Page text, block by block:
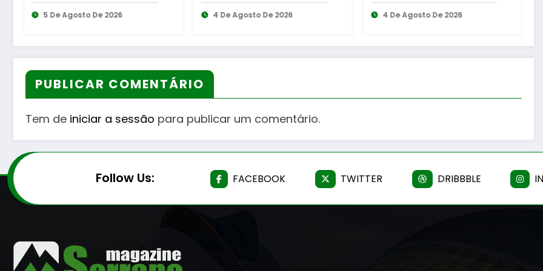
Bombeiros Egitanienses
4 De Agosto De 2026
Bairro Municipal
4 De Agosto De 2026 6 De Agosto De 2026
PUBLICAR COMENTÁRIO
Tem de iniciar a sessão para publicar um comentário.
Follow Us: FACEBOOK TWITTER DRIBBBLE